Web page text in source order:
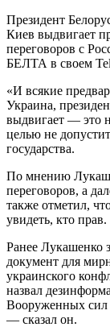
Президент
Киев выдвигает
переговоров с
БЕЛТА в своем
«И всякие
Украина,
выдвигает — это
целью не
государства.
По мнению
переговоров, а
также отметил,
увидеть, кто прав.
Ранее Лукашенко
документ для
украинского
назвал
Вооруженных сил
— сказал он.